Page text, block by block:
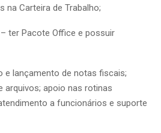
na Carteira de Trabalho;
– ter Pacote Office e possuir
e lançamento de notas fiscais;
apoio nas rotinas
a funcionários e suporte